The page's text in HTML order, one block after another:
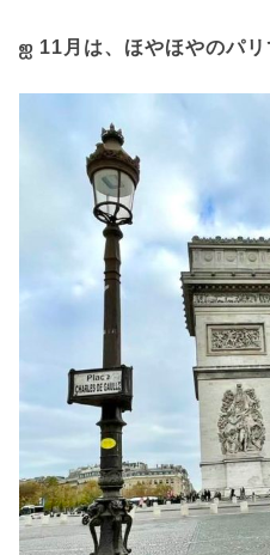
ஐ 11月は、ほやほやのパリ